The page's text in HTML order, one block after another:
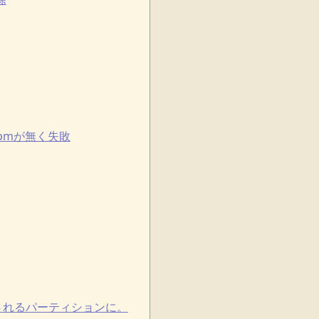
が無く失敗
パーティションに。